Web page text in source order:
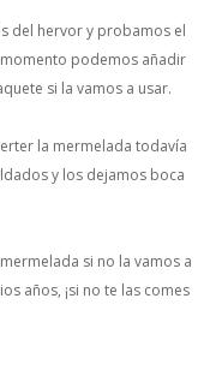
del hervor y probamos el
podemos añadir
si la vamos a usar.
la mermelada todavía
y los dejamos boca
si no la vamos a
años, ¡si no te las comes